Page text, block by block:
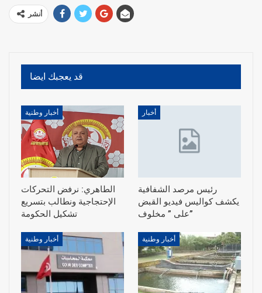
أنشر
قد يعجبك ايضا
أخبار وطنية
الطاهري: نرفض التحركات
الإحتجاجية ونطالب بتسريع
أخبار
رئيس مرصد الشفافية
يكشف كواليس فيديو القبض
على ” مخلوف”
أخبار وطنية أخبار وطنية